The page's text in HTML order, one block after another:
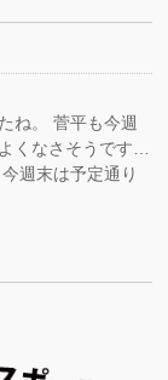
ね。 菅平も今週
くなさそうです…
週末は予定通り